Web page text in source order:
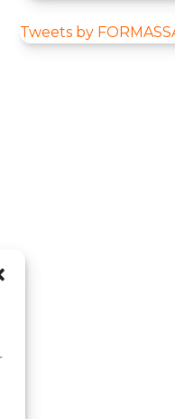
Tweets by